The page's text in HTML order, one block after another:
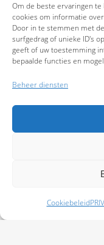
Om de beste ervaringen
cookies om informatie
Door in te stemmen met
surfgedrag of unieke ID's
geeft of uw toestemming
bepaalde functies en
Beheer diensten
Cookiebeleid
Schade melden